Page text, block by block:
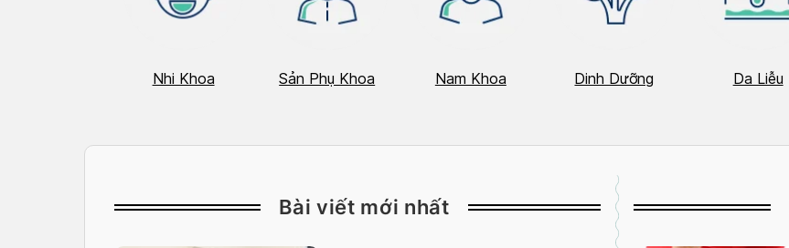
Nhi Khoa Sản Phụ Khoa Nam Khoa Dinh Dưỡng Da Liễu
Bài viết mới nhất